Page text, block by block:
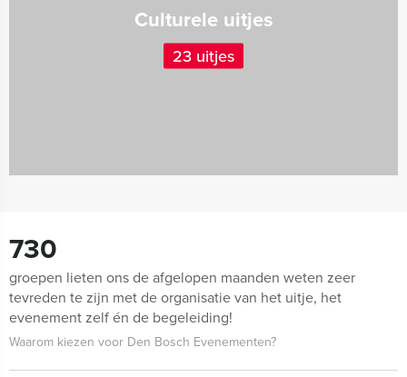
Culturele uitjes
23 uitjes
730
groepen lieten ons de afgelopen maanden weten zeer
tevreden te zijn met de organisatie van het uitje, het
evenement zelf én de begeleiding!
Waarom kiezen voor Den Bosch Evenementen?